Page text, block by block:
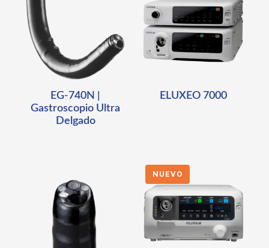
EG-740N |
Gastroscopio Ultra
Delgado
ELUXEO 7000
NUEVO